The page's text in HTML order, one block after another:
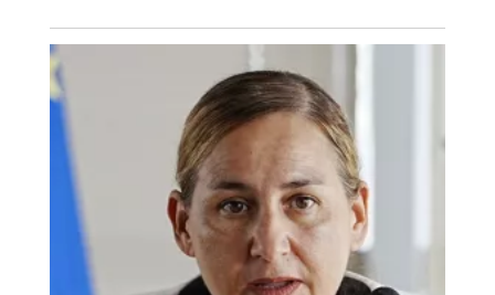
Canarias suma 26.814 habitantes en 2024 y
alcanza los 2,2 millones de residentes